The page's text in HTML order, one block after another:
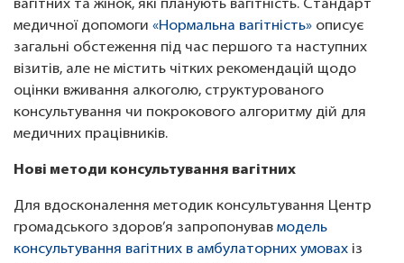
вагітних та жінок, які планують вагітність. Стандарт
медичної допомоги «Нормальна вагітність» описує
загальні обстеження під час першого та наступних
візитів, але не містить чітких рекомендацій щодо
оцінки вживання алкоголю, структурованого
консультування чи покрокового алгоритму дій для
медичних працівників.
Нові методи консультування вагітних
Для вдосконалення методик консультування Центр
громадського здоров’я запропонував модель
консультування вагітних в амбулаторних умовах із